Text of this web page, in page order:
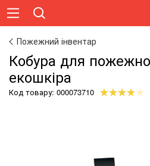
Пожежний інвентар
Кобура для
екошкіра
Код товару: 000073710